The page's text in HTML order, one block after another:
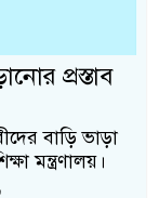
প্রস্তাব
বাড়ি ভাড়া
মন্ত্রণালয়।